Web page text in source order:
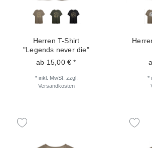
Herren T-Shirt
"Legends never die"
ab 15,00 € *
* inkl. MwSt. zzgl.
Versandkosten
*